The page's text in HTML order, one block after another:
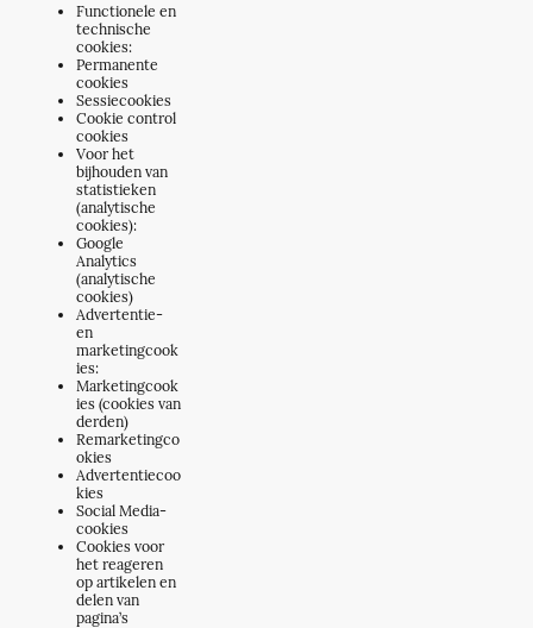
Functionele en
technische
cookies:
Permanente
cookies
Sessiecookies
Cookie control
cookies
Voor het
bijhouden van
statistieken
(analytische
cookies):
Google
Analytics
(analytische
cookies)
Advertentie-
en
marketingcook
ies:
Marketingcook
ies (cookies van
derden)
Remarketingco
okies
Advertentiecoo
kies
Social Media-
cookies
Cookies voor
het reageren
op artikelen en
delen van
pagina’s